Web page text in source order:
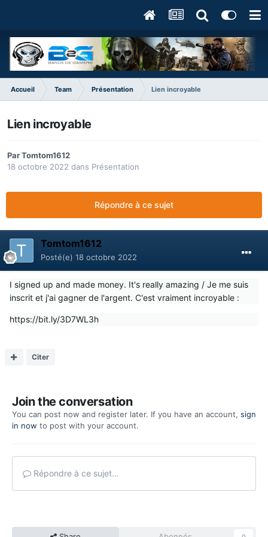
Accueil Team Présentation Lien incroyable
Lien incroyable
ParTomtom1612
18 octobre 2022 dans Présentation
Répondre à ce sujet
Tomtom1612
Posté(e) 18 octobre 2022
I signed up and made money. It's really amazing / Je me suis
inscrit et j'ai gagner de l'argent. C'est vraiment incroyable :
https://bit.ly/3D7WL3h
Citer
Join the conversation
You can post now and register later. If you have an account, sign
in now to post with your account.
Répondre à ce sujet…